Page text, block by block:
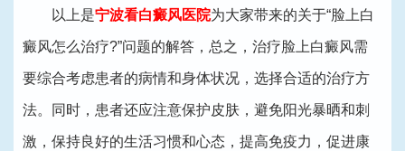
以上是宁波看白癜风医院为大家带来的关于“脸上白
癜风怎么治疗?”问题的解答，总之，治疗脸上白癜风需
要综合考虑患者的病情和身体状况，选择合适的治疗方
法。同时，患者还应注意保护皮肤，避免阳光暴晒和刺
激，保持良好的生活习惯和心态，提高免疫力，促进康